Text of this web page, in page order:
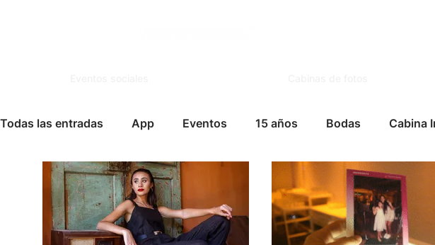
Todas las entradas App Eventos 15 años Bodas Cabina
Espejo Mágico Organización Salones de Eventos Mujer
Famosos Books FotoSouvenir Servicios Celebraciones